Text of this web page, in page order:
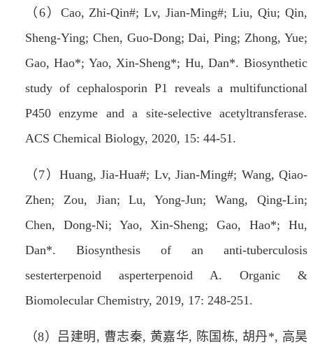
（6） Cao, Zhi-Qin#;Lv, Jian-Ming#; Liu, Qiu; Qin,
Sheng-Ying; Chen, Guo-Dong; Dai, Ping; Zhong, Yue;
Gao, Hao*; Yao, Xin-Sheng*; Hu, Dan*. Biosynthetic
study of cephalosporin P1 reveals a multifunctional
P450 enzyme and a site-selective acetyltransferase.
ACS Chemical Biology, 2020, 15: 44-51.
（ 7 ）Huang, Jia-Hua#; Lv, Jian-Ming#; Wang, Qiao-
Zhen; Zou, Jian; Lu, Yong-Jun; Wang, Qing-Lin;
Chen, Dong-Ni; Yao, Xin-Sheng; Gao, Hao*; Hu,
Dan*. Biosynthesis of an anti-tuberculosis
sesterterpenoid asperterpenoid A. Organic &
Biomolecular Chemistry, 2019, 17: 248-251.
（8） 吕建明 , 曹志秦, 黄嘉华, 陈国栋, 胡丹*, 高昊